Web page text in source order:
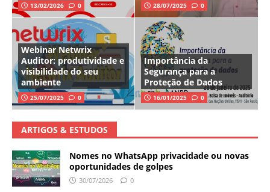
13/02/2026 0 28/07/2025 0
Webinar Netwrix
Auditor: produtividade e
visibilidade do seu
ambiente
25/07/2025 0
Importância da
Segurança para a
Proteção de Dados
16/01/2025 0
ARTIGOS & ESTUDOS
Nomes no WhatsApp privacidade ou novas
oportunidades de golpes
30/07/2026 0